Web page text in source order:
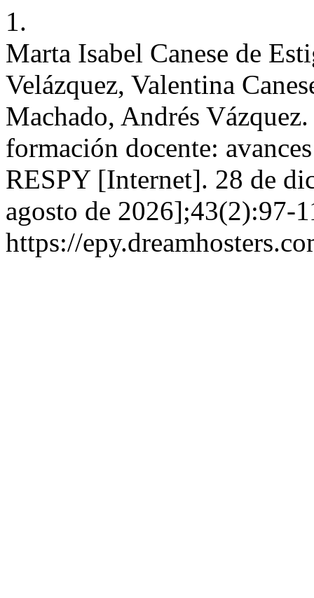
1.
Marta Isabel Canese de
Velázquez, Valentina
Machado, Andrés
formación docente:
RESPY [Internet]. 28 de
agosto de 2026];43(2):97-
https://